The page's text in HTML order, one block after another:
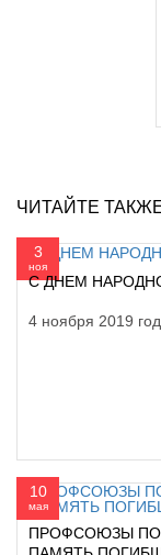
ЧИТАЙТЕ
3
ноя
С ДНЕМ
4 ноября 2019
10
мая
ПРОФСОЮЗЫ